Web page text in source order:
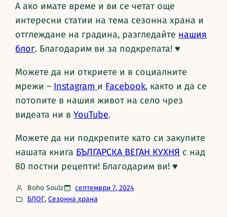
А ако имате време и ви се четат още
интересни статии на тема сезонна храна и
отглеждане на градина, разгледайте нашия
блог. Благодарим ви за подкрепата! ♥
Можете да ни откриете и в социалните
мрежи – Instagram и Facebook, както и да се
потопите в нашия живот на село чрез
видеата ни вYouTube.
Можете да ни подкрепите като си закупите
нашата книга БЪЛГАРСКА ВЕГАН КУХНЯ с над
80 постни рецепти! Благодарим ви! ♥
Boho Soulz
септември 7, 2024
БЛОГ, Сезонна храна